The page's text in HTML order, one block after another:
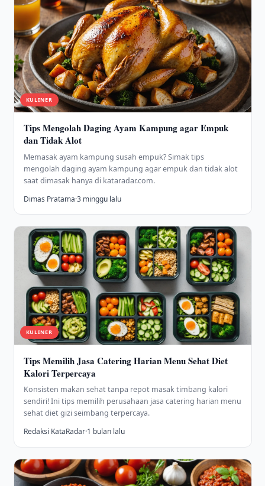
KULINER
Tips Mengolah Daging Ayam Kampung agar Empuk
dan Tidak Alot
Memasak ayam kampung susah empuk? Simak tips
mengolah daging ayam kampung agar empuk dan tidak alot
saat dimasak hanya di kataradar.com.
Dimas Pratama·3 minggu lalu
KULINER
Tips Memilih Jasa Catering Harian Menu Sehat Diet
Kalori Terpercaya
Konsisten makan sehat tanpa repot masak timbang kalori
sendiri! Ini tips memilih perusahaan jasa catering harian menu
sehat diet gizi seimbang terpercaya.
Redaksi KataRadar·1 bulan lalu